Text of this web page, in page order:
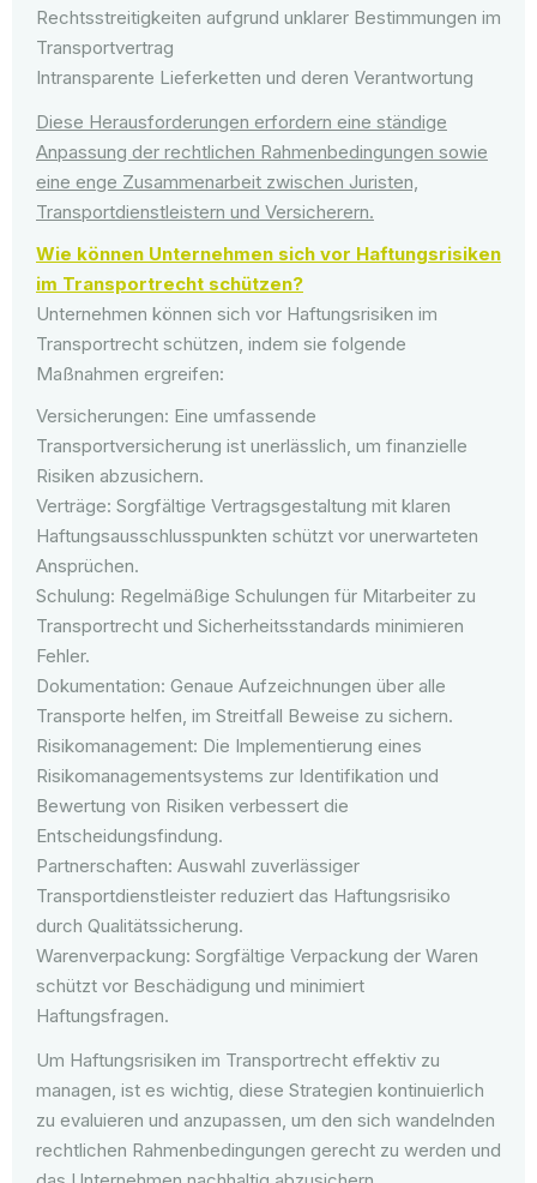
Rechtsstreitigkeiten aufgrund unklarer Bestimmungen im
Transportvertrag
Intransparente Lieferketten und deren Verantwortung
Diese Herausforderungen erfordern eine ständige
Anpassung der rechtlichen Rahmenbedingungen sowie
eine enge Zusammenarbeit zwischen Juristen,
Transportdienstleistern und Versicherern.
Wie können Unternehmen sich vor Haftungsrisiken
im Transportrecht schützen?
Unternehmen können sich vor Haftungsrisiken im
Transportrecht schützen, indem sie folgende
Maßnahmen ergreifen:
Versicherungen: Eine umfassende
Transportversicherung ist unerlässlich, um finanzielle
Risiken abzusichern.
Verträge: Sorgfältige Vertragsgestaltung mit klaren
Haftungsausschlusspunkten schützt vor unerwarteten
Ansprüchen.
Schulung: Regelmäßige Schulungen für Mitarbeiter zu
Transportrecht und Sicherheitsstandards minimieren
Fehler.
Dokumentation: Genaue Aufzeichnungen über alle
Transporte helfen, im Streitfall Beweise zu sichern.
Risikomanagement: Die Implementierung eines
Risikomanagementsystems zur Identifikation und
Bewertung von Risiken verbessert die
Entscheidungsfindung.
Partnerschaften: Auswahl zuverlässiger
Transportdienstleister reduziert das Haftungsrisiko
durch Qualitätssicherung.
Warenverpackung: Sorgfältige Verpackung der Waren
schützt vor Beschädigung und minimiert
Haftungsfragen.
Um Haftungsrisiken im Transportrecht effektiv zu
managen, ist es wichtig, diese Strategien kontinuierlich
zu evaluieren und anzupassen, um den sich wandelnden
rechtlichen Rahmenbedingungen gerecht zu werden und